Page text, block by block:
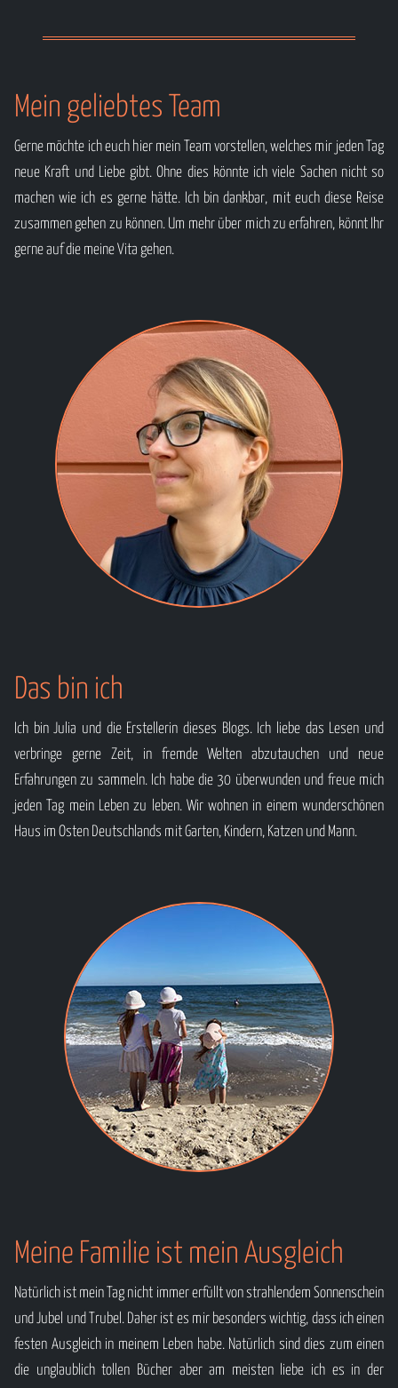
zügellos. Und Zügellosigkeit bedeutet Strafe. Denn
Weiterlesen ...
Mein geliebtes Team
Gerne möchte ich euch hier mein Team vorstellen, welches mir jeden Tag
neue Kraft und Liebe gibt. Ohne dies könnte ich viele Sachen nicht so
machen wie ich es gerne hätte. Ich bin dankbar, mit euch diese Reise
zusammen gehen zu können. Um mehr über mich zu erfahren, könnt Ihr
gerne auf die meine Vita gehen.
Das bin ich
Ich bin Julia und die Erstellerin dieses Blogs. Ich liebe das Lesen und
verbringe gerne Zeit, in fremde Welten abzutauchen und neue
Erfahrungen zu sammeln. Ich habe die 30 überwunden und freue mich
jeden Tag mein Leben zu leben. Wir wohnen in einem wunderschönen
Haus im Osten Deutschlands mit Garten, Kindern, Katzen und Mann.
Meine Familie ist mein Ausgleich
Natürlich ist mein Tag nicht immer erfüllt von strahlendem Sonnenschein
und Jubel und Trubel. Daher ist es mir besonders wichtig, dass ich einen
festen Ausgleich in meinem Leben habe. Natürlich sind dies zum einen
die unglaublich tollen Bücher aber am meisten liebe ich es in der